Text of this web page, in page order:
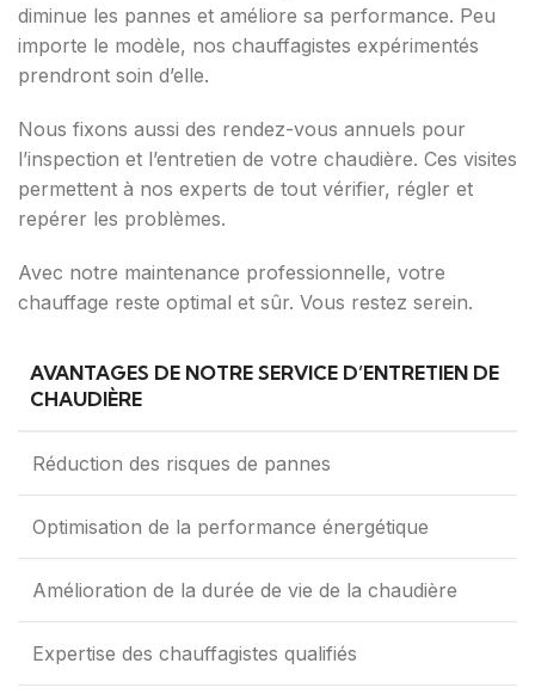
diminue les pannes et améliore sa performance. Peu
importe le modèle, nos chauffagistes expérimentés
prendront soin d’elle.
Nous fixons aussi des rendez-vous annuels pour
l’inspection et l’entretien de votre chaudière. Ces visites
permettent à nos experts de tout vérifier, régler et
repérer les problèmes.
Avec notre maintenance professionnelle, votre
chauffage reste optimal et sûr. Vous restez serein.
AVANTAGES DE NOTRE SERVICE D’ENTRETIEN DE
CHAUDIÈRE
Réduction des risques de pannes
Optimisation de la performance énergétique
Amélioration de la durée de vie de la chaudière
Expertise des chauffagistes qualifiés